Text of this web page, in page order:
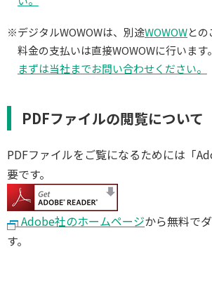
※デジタルWOWOWは、別途WOWOWとの
料金の支払いは直接WOWOWに行います。
まずは当社までお問い合わせください。
PDFファイルの閲覧について
PDFファイルをご覧になるためには「
要です。
Adobe社のホームページから無料で
す。